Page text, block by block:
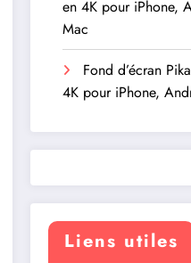
en 4K pour iPhone,
Mac
Fond d’écran
4K pour iPhone,
Liens utiles